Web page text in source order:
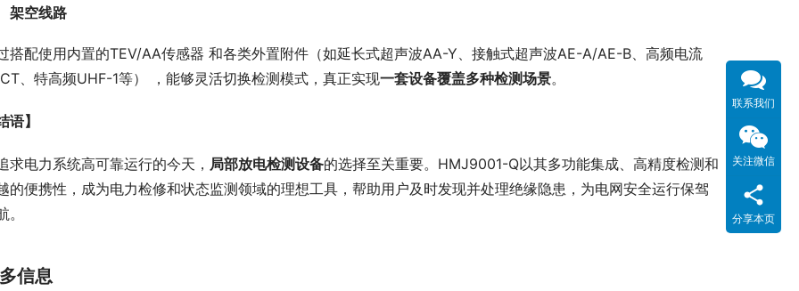
架空线路
搭配使用内置的TEV/AA传感器 和各类外置附件（如延长式超声波AA-Y、接触式超声波AE-A/AE-B、高频电流
、特高频UHF-1等） ，能够灵活切换检测模式，真正实现一套设备覆盖多种检测场景。
语】
求电力系统高可靠运行的今天， 局部放电检测设备的选择至关重要。HMJ9001-Q以其多功能集成、高精度检测和
的便携性，成为电力检修和状态监测领域的理想工具，帮助用户及时发现并处理绝缘隐患，为电网安全运行保驾
。
信息
联系我们
关注微信
分享本页